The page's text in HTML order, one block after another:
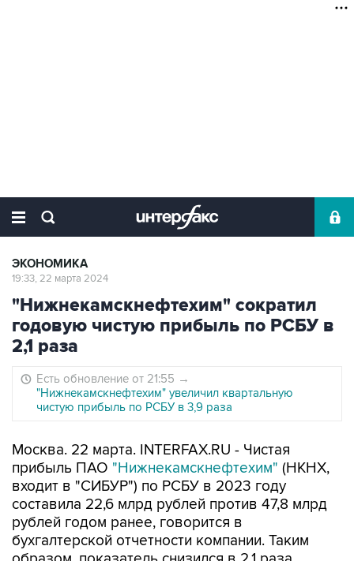
ЭКОНОМИКА
19:33, 22 марта 2024
"Нижнекамскнефтехим" сократил
годовую чистую прибыль по РСБУ в
2,1 раза
Есть обновление от 21:55 →
"Нижнекамскнефтехим" увеличил квартальную
чистую прибыль по РСБУ в 3,9 раза
Москва. 22 марта. INTERFAX.RU - Чистая
прибыль ПАО "Нижнекамскнефтехим" (НКНХ,
входит в "СИБУР") по РСБУ в 2023 году
составила 22,6 млрд рублей против 47,8 млрд
рублей годом ранее, говорится в
бухгалтерской отчетности компании. Таким